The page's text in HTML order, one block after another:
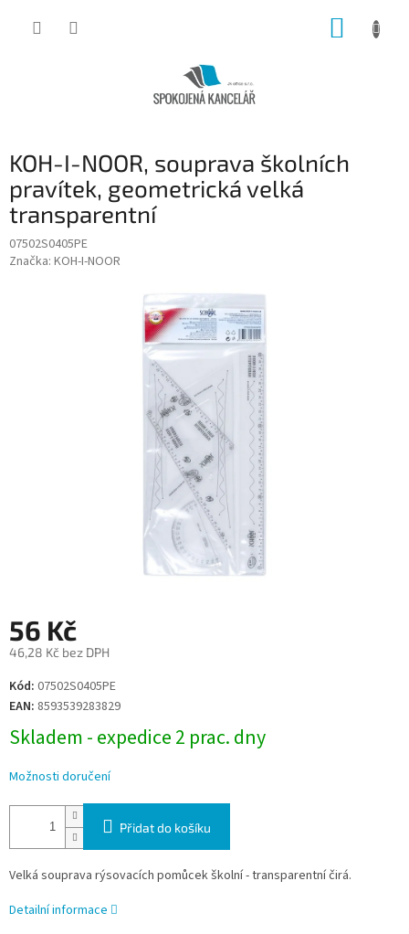
KOH-I-NOOR, souprava školních
pravítek, geometrická velká
transparentní
07502S0405PE
Značka: KOH-I-NOOR
56 Kč
46,28 Kč bez DPH
Měrná
cena:
Kód: 07502S0405PE
EAN: 8593539283829
Skladem - expedice 2 prac. dny
Možnosti doručení
Přidat do košíku
Velká souprava rýsovacích pomůcek školní - transparentní čirá.
Detailní informace